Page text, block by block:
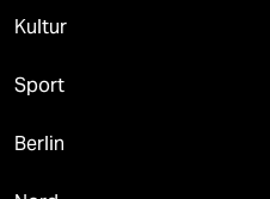
Kultur
Sport
Berlin